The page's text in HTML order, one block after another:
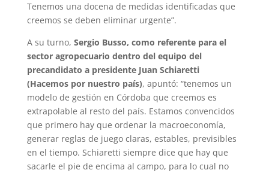
Tenemos una docena de medidas identificadas que
creemos se deben eliminar urgente”.
A su turno, Sergio Busso, como referente para el
sector agropecuario dentro del equipo del
precandidato a presidente Juan Schiaretti
(Hacemos por nuestro país), apuntó: “tenemos un
modelo de gestión en Córdoba que creemos es
extrapolable al resto del país. Estamos convencidos
que primero hay que ordenar la macroeconomía,
generar reglas de juego claras, estables, previsibles
en el tiempo. Schiaretti siempre dice que hay que
sacarle el pie de encima al campo, para lo cual no